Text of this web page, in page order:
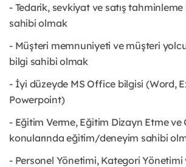
- Tedarik, sevkiyat ve satış
sahibi olmak
- Müşteri memnuniyeti ve müşteri
bilgi sahibi olmak
- İyi düzeyde MS Office bilgisi (Word,
Powerpoint)
- Eğitim Verme, Eğitim Dizayn Etme ve
konularında eğitim/deneyim sahibi
- Personel Yönetimi, Kategori Yönetimi